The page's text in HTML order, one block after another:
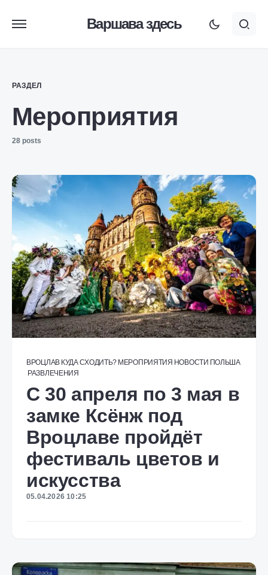
Варшава здесь
РАЗДЕЛ
Мероприятия
28 posts
ВРОЦЛАВ КУДА СХОДИТЬ? МЕРОПРИЯТИЯ НОВОСТИ ПОЛЬША
РАЗВЛЕЧЕНИЯ
С 30 апреля по 3 мая в
замке Ксёнж под
Вроцлаве пройдёт
фестиваль цветов и
искусства
05.04.2026 10:25